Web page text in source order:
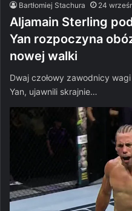
Bartłomiej Stachura 24
Aljamain Sterling
Yan rozpoczyna
nowej walki
Dwaj czołowy zawodnicy
Yan, ujawnili skrajnie…